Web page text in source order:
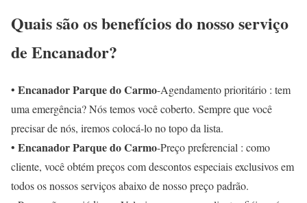
Quais são os benefícios do nosso serviço
de Encanador?
• Encanador Parque do Carmo-Agendamento prioritário : tem
uma emergência? Nós temos você coberto. Sempre que você
precisar de nós, iremos colocá-lo no topo da lista.
• Encanador Parque do Carmo-Preço preferencial : como
cliente, você obtém preços com descontos especiais exclusivos em
todos os nossos serviços abaixo de nosso preço padrão.